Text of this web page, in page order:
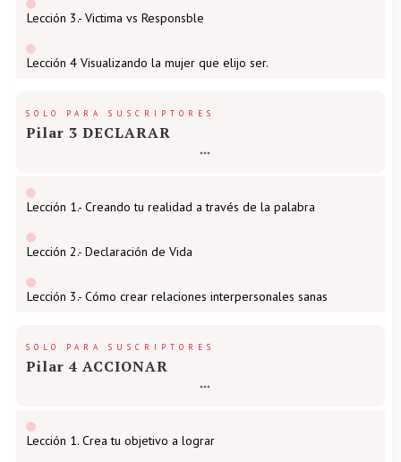
Lección 3.- Victima vs Responsble
Lección 4 Visualizando la mujer que elijo ser.
SOLO PARA SUSCRIPTORES
Pilar 3 DECLARAR
Lección 1.- Creando tu realidad a través de la palabra
Lección 2.- Declaración de Vida
Lección 3.- Cómo crear relaciones interpersonales sanas
SOLO PARA SUSCRIPTORES
Pilar 4 ACCIONAR
Lección 1. Crea tu objetivo a lograr